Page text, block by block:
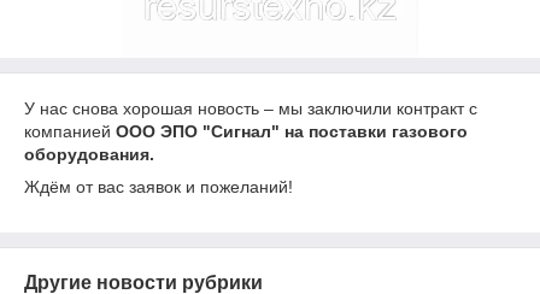
У нас снова хорошая новость – мы заключили контракт с
компанией ООО ЭПО "Сигнал" на поставки газового
оборудования.
Ждём от вас заявок и пожеланий!
Другие новости рубрики